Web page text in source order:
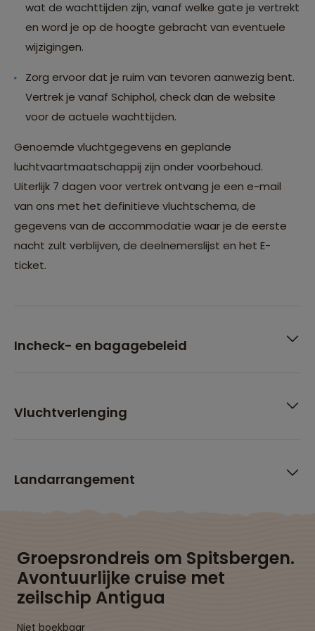
wat de wachttijden zijn, vanaf welke gate je vertrekt
en word je op de hoogte gebracht van eventuele
wijzigingen.
Zorg ervoor dat je ruim van tevoren aanwezig bent.
Vertrek je vanaf Schiphol, check dan de website
voor de actuele wachttijden.
Genoemde vluchtgegevens en geplande
luchtvaartmaatschappij zijn onder voorbehoud.
Uiterlijk 7 dagen voor vertrek ontvang je een e-mail
van ons met het definitieve vluchtschema, de
gegevens van de accommodatie waar je de eerste
nacht zult verblijven, de deelnemerslijst en het E-
ticket.
Incheck- en bagagebeleid
Vluchtverlenging
Landarrangement
Groepsrondreis om Spitsbergen.
Avontuurlijke cruise met
zeilschip Antigua
Niet boekbaar